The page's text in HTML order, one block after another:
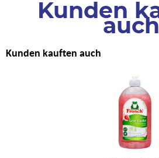
Kunden
auch
Kunden kauften auch